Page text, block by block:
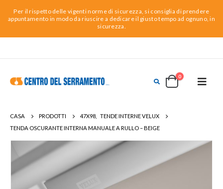
Per il rispetto delle vigenti norme di sicurezza, si consiglia di prendere
appuntamento in modo da riuscire a dedicare il giusto tempo ad ognuno, in
sicurezza.
0
CASA PRODOTTI 47X98
TENDE INTERNE VELUX
TENDA OSCURANTE INTERNA MANUALE A RULLO – BEIGE